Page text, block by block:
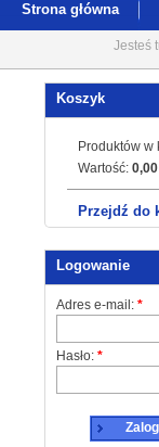
Strona główna
Jesteś
Koszyk
Produktów w
Wartość: 0,00
Przejdź do
Logowanie
Adres e-mail: *
Hasło: *